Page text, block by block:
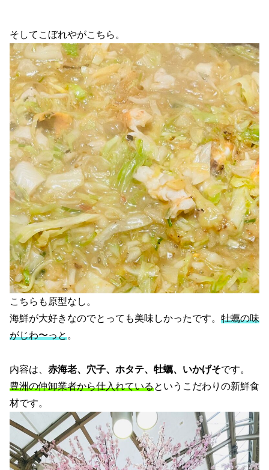
そしてこぼれやがこちら。
こちらも原型なし。
海鮮が大好きなのでとっても美味しかったです。 牡蠣の味
がじわ〜っと。
内容は、 赤海老、穴子、ホタテ、牡蠣、いかげそです。
豊洲の仲卸業者から仕入れているというこだわりの新鮮食
材です。